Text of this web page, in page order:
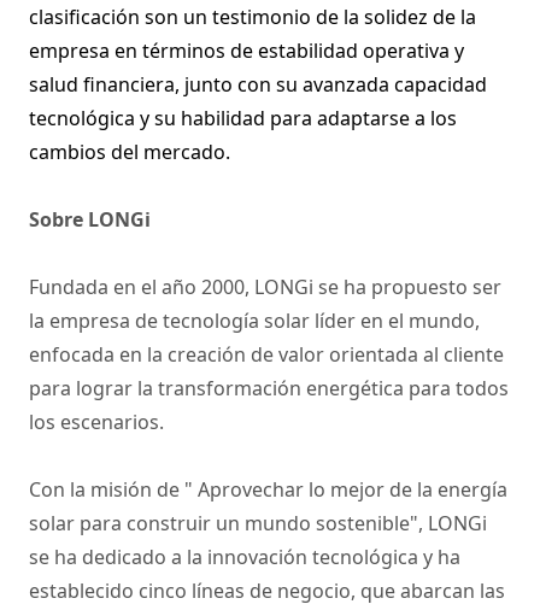
clasificación son un testimonio de la solidez de la
empresa en términos de estabilidad operativa y
salud financiera, junto con su avanzada capacidad
tecnológica y su habilidad para adaptarse a los
cambios del mercado.
Sobre LONGi
Fundada en el año 2000, LONGi se ha propuesto ser
la empresa de tecnología solar líder en el mundo,
enfocada en la creación de valor orientada al cliente
para lograr la transformación energética para todos
los escenarios.
Con la misión de " Aprovechar lo mejor de la energía
solar para construir un mundo sostenible", LONGi
se ha dedicado a la innovación tecnológica y ha
establecido cinco líneas de negocio, que abarcan las